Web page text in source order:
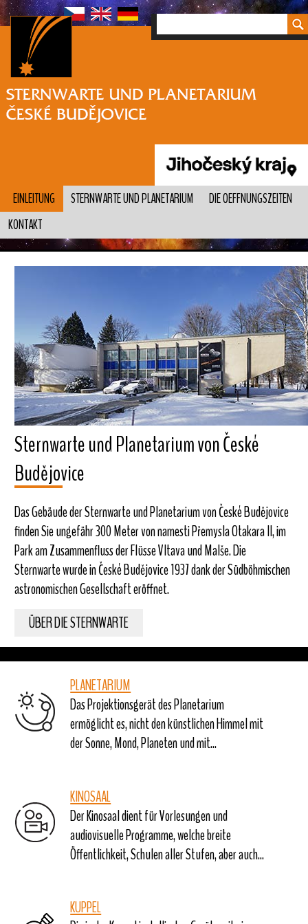
EINLEITUNG STERNWARTE UND PLANETARIUM
DIE OEFFNUNGSZEITEN
KONTAKT
Sternwarte und Planetarium von České
Budějovice
Das Gebäude der Sternwarte und Planetarium von České Budějovice
finden Sie ungefähr 300 Meter von namesti Přemysla Otakara II, im
Park am Zusammenfluss der Flüsse Vltava und Malše. Die
Sternwarte wurde in České Budějovice 1937 dank der Südböhmischen
astronomischen Gesellschaft eröffnet.
ÜBER DIE STERNWARTE
PLANETARIUM
Das Projektionsgerät des Planetarium
ermöglicht es, nicht den künstlichen Himmel mit
der Sonne, Mond, Planeten und mit...
KINOSAAL
Der Kinosaal dient für Vorlesungen und
audiovisuelle Programme, welche breite
Öffentlichkeit, Schulen aller Stufen, aber auch...
KUPPEL